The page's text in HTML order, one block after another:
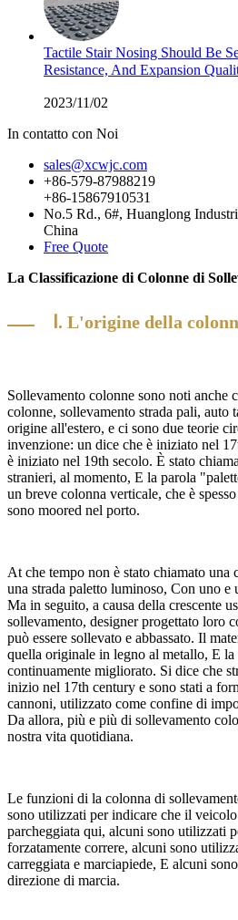
Tactile Stair Nosing Should Be
Resistance, And Expansion
2023/11/02
In contatto con Noi
sales@xcwjc.com
+86-579-87988219
+86-15867910531
No.5 Rd., 6#, Huanglong
China
Free Quote
La Classificazione di Colonne di
Ⅰ. L'origine della
Sollevamento colonne sono noti anche
colonne, sollevamento strada pali, auto
origine all'estero, e ci sono due teorie
invenzione: un dice che è iniziato nel
è iniziato nel 19th secolo. È stato
stranieri, al momento, E la parola
un breve colonna verticale, che è
sono moored nel porto.
At che tempo non è stato chiamato una
una strada paletto luminoso, Con uno
Ma in seguito, a causa della crescente
sollevamento, designer progettato loro
può essere sollevato e abbassato. Il
quella originale in legno al metallo, E
continuamente migliorato. Si dice che
inizio nel 17th century e sono stati a
cannoni, utilizzato come confine di
Da allora, più e più di sollevamento
nostra vita quotidiana.
Le funzioni di la colonna di
sono utilizzati per indicare che il veicolo
parcheggiata qui, alcuni sono utilizzati
forzatamente correre, alcuni sono
carreggiata e marciapiede, E alcuni
direzione di marcia.